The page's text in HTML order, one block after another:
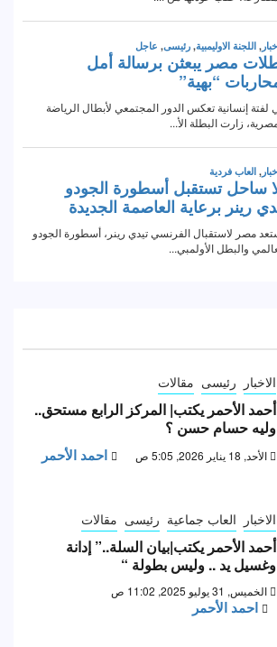
الاخبار رئيسى مقالات
أحمد الأحمر يكتب| المركز الرابع مستحق..
وليه حسام حسن ؟
الأحد, 18 يناير 2026, 5:05 ص احمد الأحمر
الاخبار العاب جماعية رئيسى مقالات
أحمد الأحمر يكتب|بيان السلة..” إدانة
وغسيل يد .. وليس بطولة “
الخميس, 31 يوليو 2025, 11:02 ص
احمد الأحمر